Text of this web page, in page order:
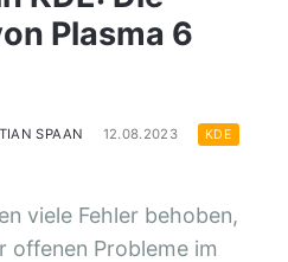
Plasma 6
SPAAN 12.08.2023 KDE
viele Fehler behoben,
offenen Probleme im